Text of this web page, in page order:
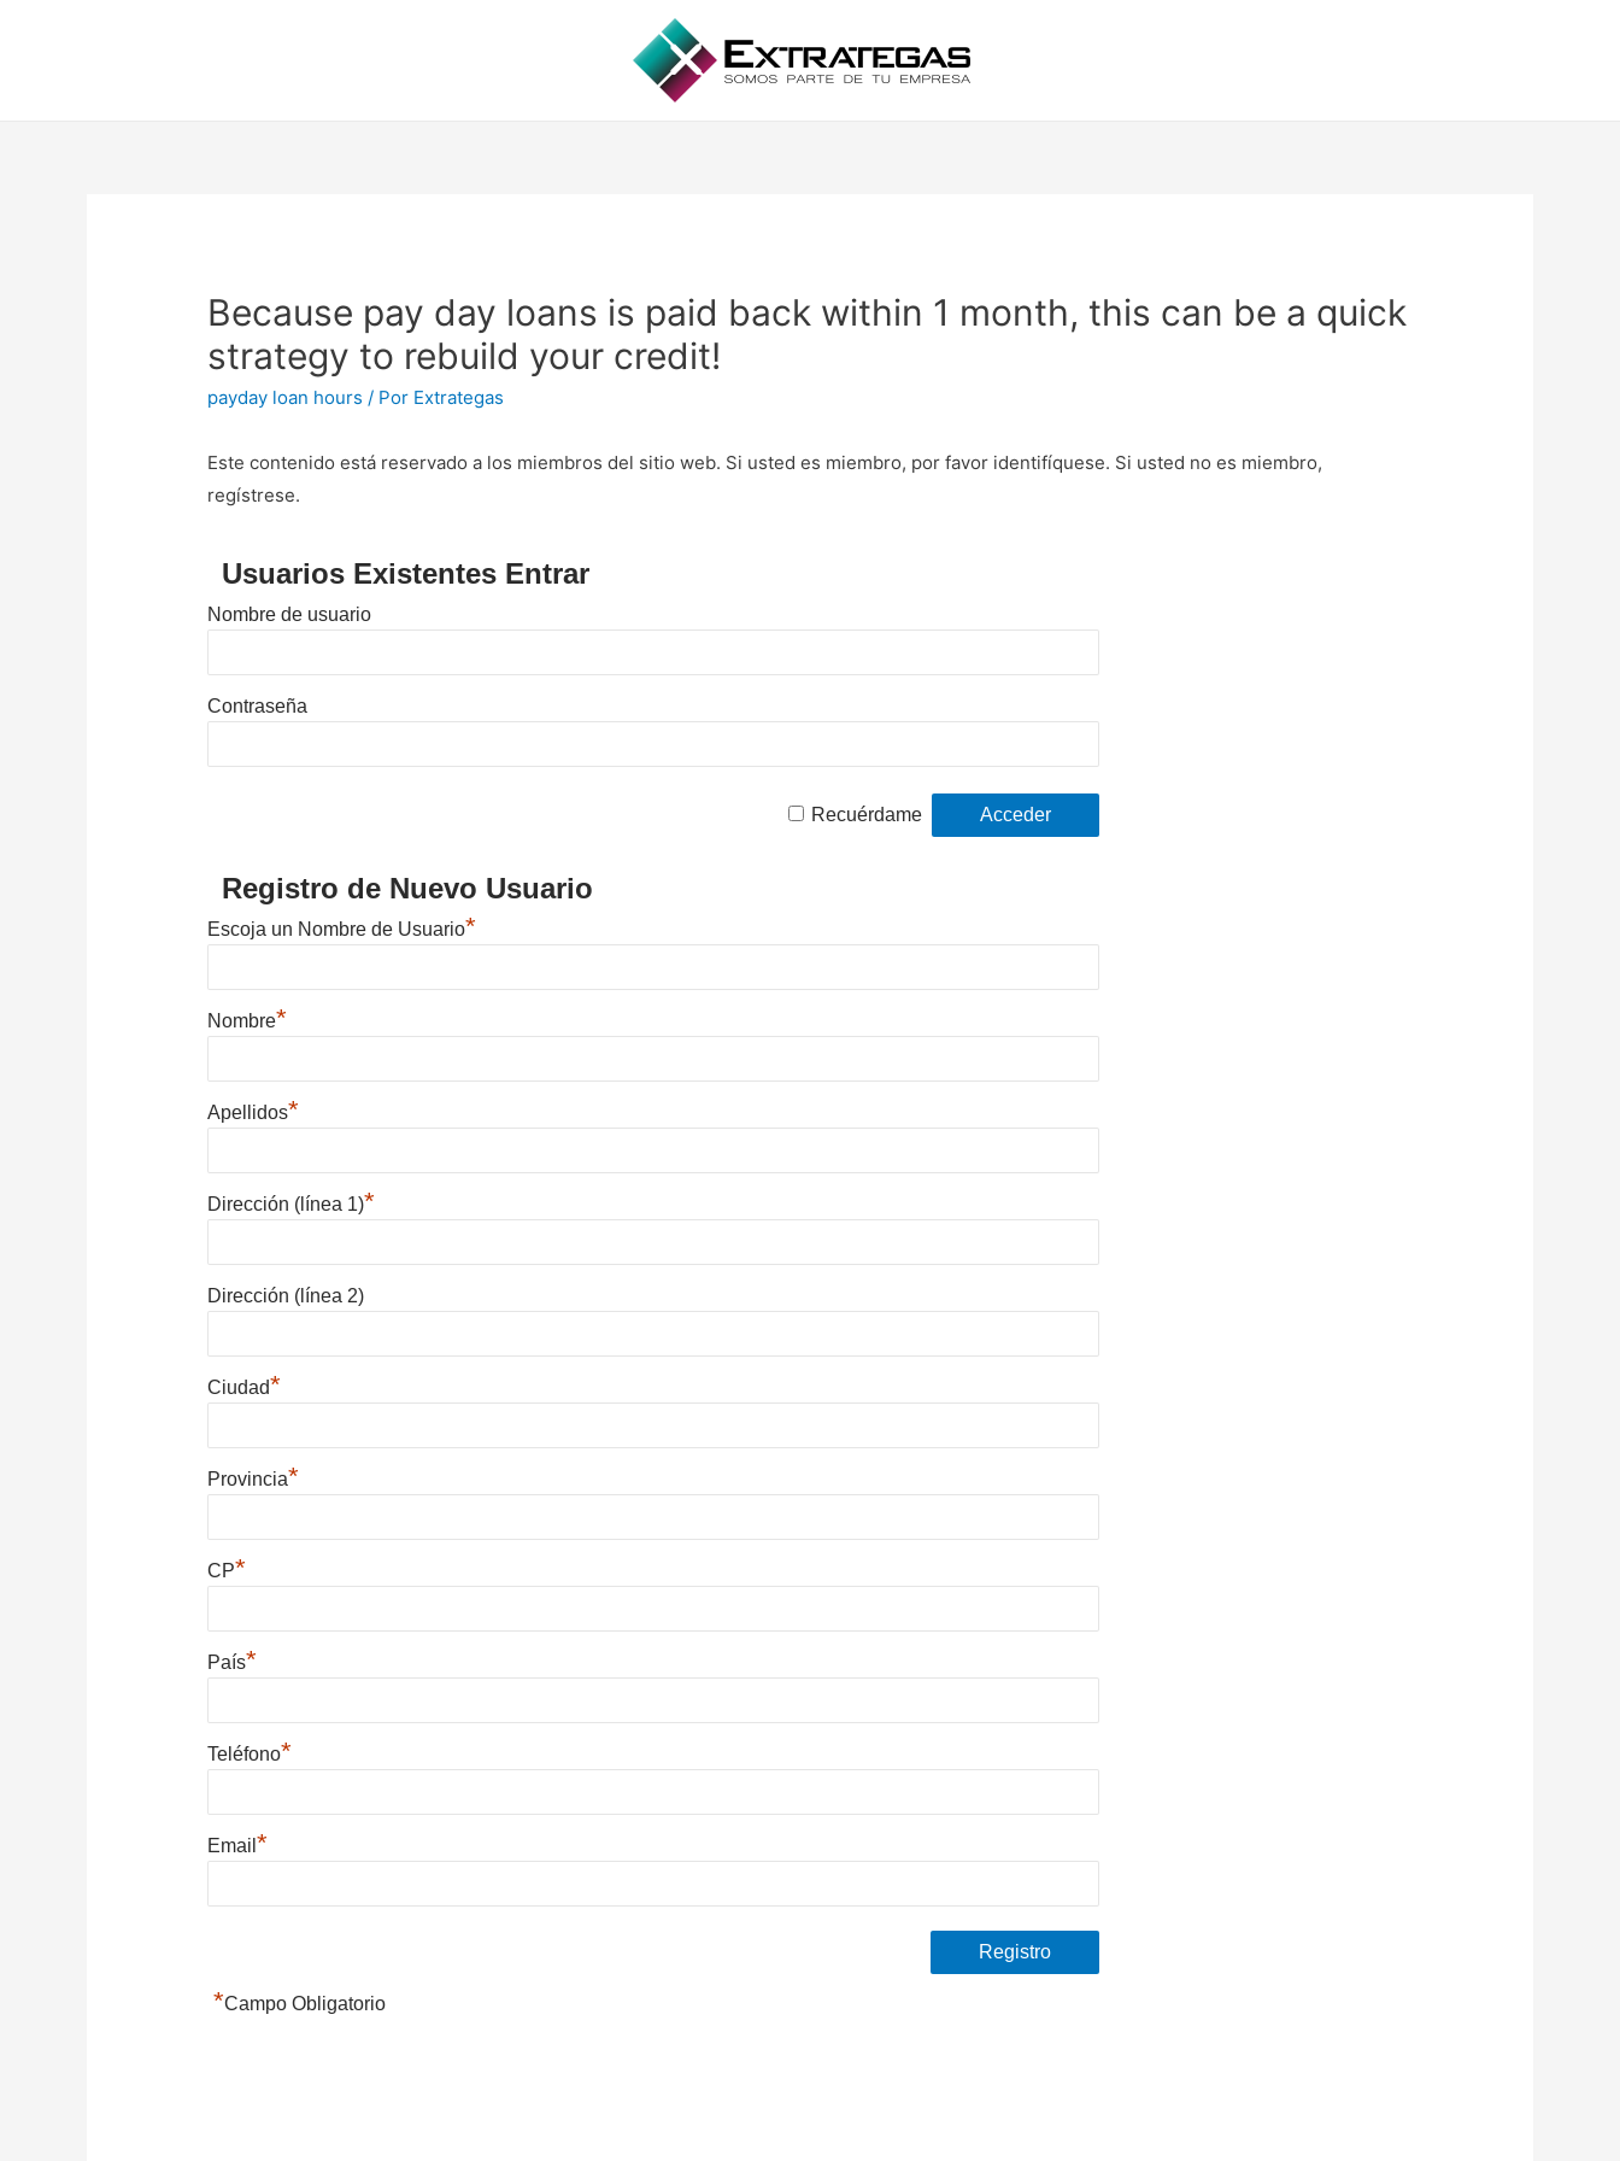
Because pay day loans is paid back within 1 month, this can be a quick
strategy to rebuild your credit!
payday loan hours / Por Extrategas
Este contenido está reservado a los miembros del sitio web. Si usted es miembro, por favor identifíquese. Si usted no es miembro,
regístrese.
Usuarios Existentes Entrar
Nombre de usuario
Contraseña
Recuérdame
Registro de Nuevo Usuario
Escoja un Nombre de Usuario*
Nombre*
Apellidos*
Dirección (línea 1)*
Dirección (línea 2)
Ciudad*
Provincia*
CP*
País*
Teléfono*
Email*
*Campo Obligatorio